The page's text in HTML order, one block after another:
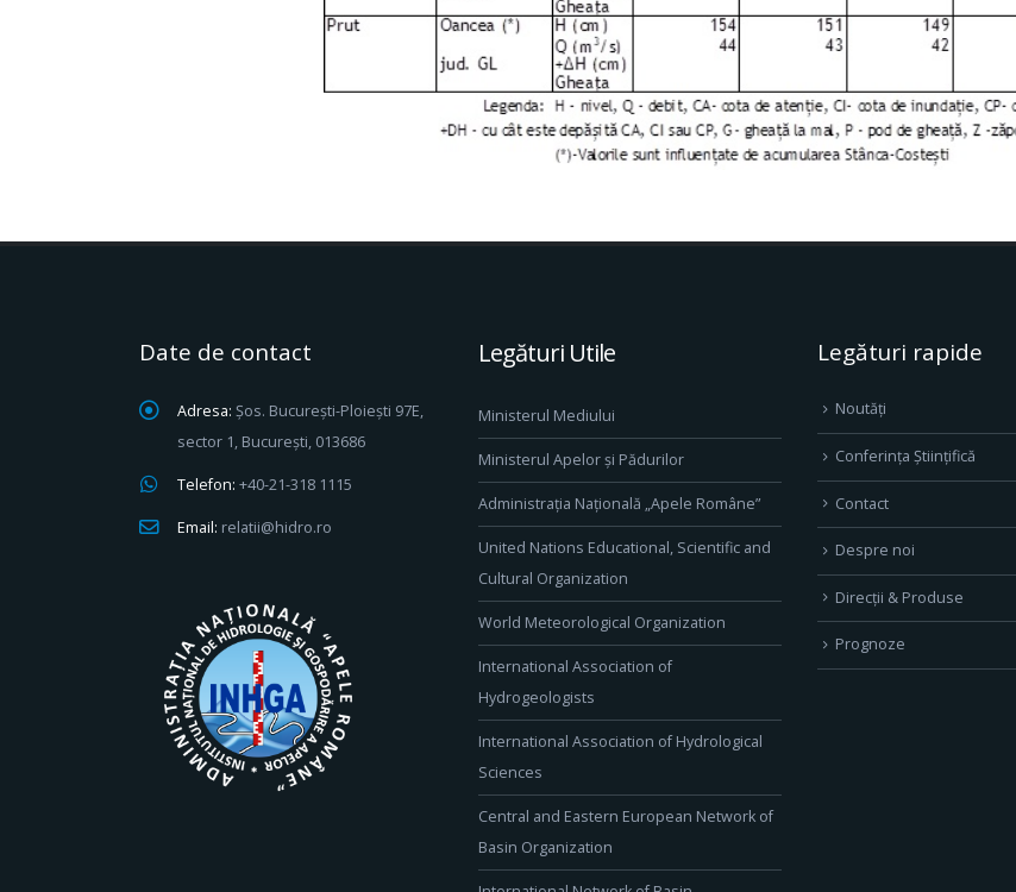
Date de contact
Adresa: Șos. București-Ploiești 97E,
sector 1, București, 013686
Telefon: +40-21-318 1115
Email: relatii@hidro.ro
Legături Utile
Ministerul Mediului
Ministerul Apelor și Pădurilor
Administrația Națională „Apele Române”
United Nations Educational, Scientific and
Cultural Organization
World Meteorological Organization
International Association of
Hydrogeologists
International Association of Hydrological
Sciences
Central and Eastern European Network of
Basin Organization
Legături rapide
Noutăți
Conferința Științifică
Contact
Despre noi
Direcţii & Produse
Prognoze